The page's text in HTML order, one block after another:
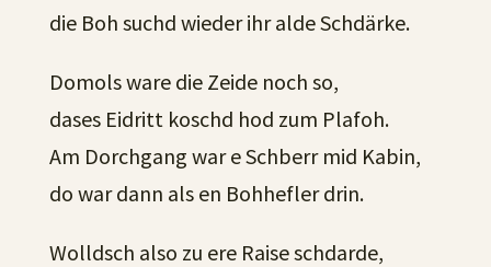
die Boh suchd wieder ihr alde Schdärke.
Domols ware die Zeide noch so,
dases Eidritt koschd hod zum Plafoh.
Am Dorchgang war e Schberr mid Kabin,
do war dann als en Bohhefler drin.
Wolldsch also zu ere Raise schdarde,